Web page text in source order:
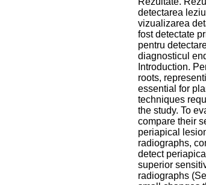
detectarea
vizualizarea
fost detectate
pentru
diagnosticul
Introduction.
roots,
essential for
techniques
the study. To
compare their
periapical
radiographs,
detect
superior
radiographs